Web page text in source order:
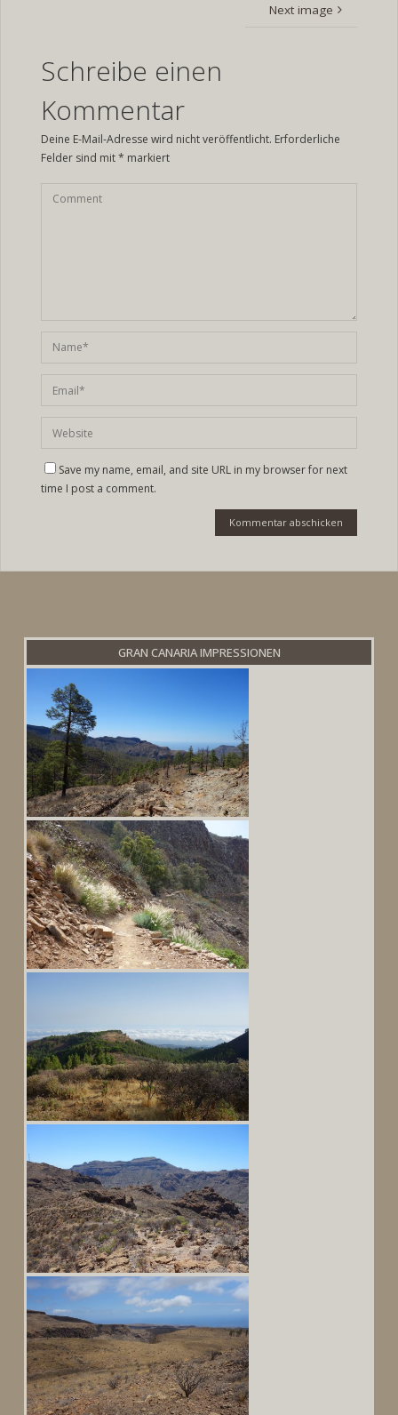
Next image
Schreibe einen
Kommentar
Deine E-Mail-Adresse wird nicht veröffentlicht. Erforderliche
Felder sind mit* markiert
Save my name, email, and site URL in my browser for next
time I post a comment.
GRAN CANARIA IMPRESSIONEN